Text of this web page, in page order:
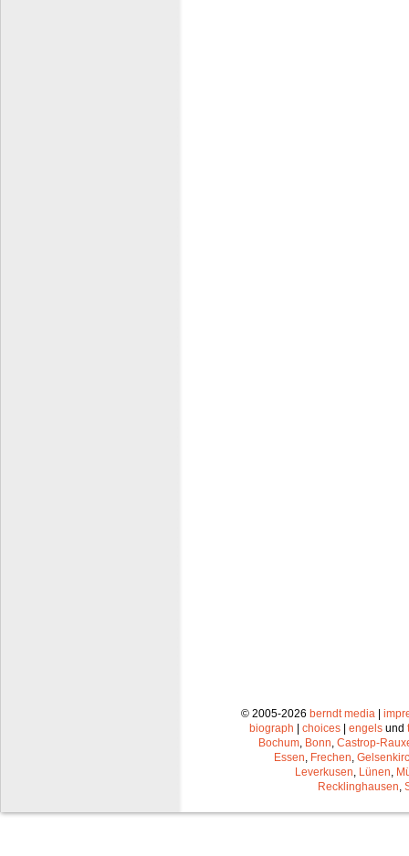
© 2005-2026 berndt media |
biograph | choices | engels und
Bochum Bonn Castrop-
Essen Frechen
Leverkusen Lünen
Recklinghausen